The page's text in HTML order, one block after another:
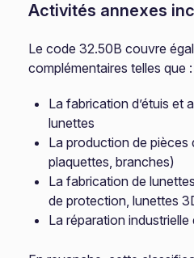
Activités annexes
Le code 32.50B couvre
complémentaires telles que :
La fabrication d’étuis et
lunettes
La production de pièces
plaquettes, branches)
La fabrication de
de protection, lunettes
La réparation industrielle